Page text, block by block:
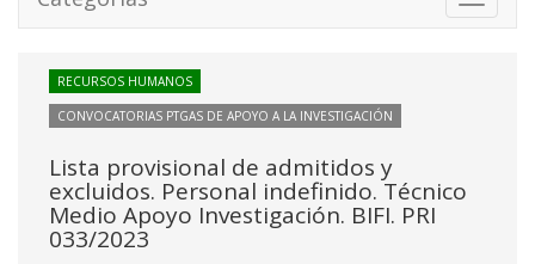
RECURSOS HUMANOS
CONVOCATORIAS PTGAS DE APOYO A LA INVESTIGACIÓN
Lista provisional de admitidos y
excluidos. Personal indefinido. Técnico
Medio Apoyo Investigación. BIFI. PRI
033/2023